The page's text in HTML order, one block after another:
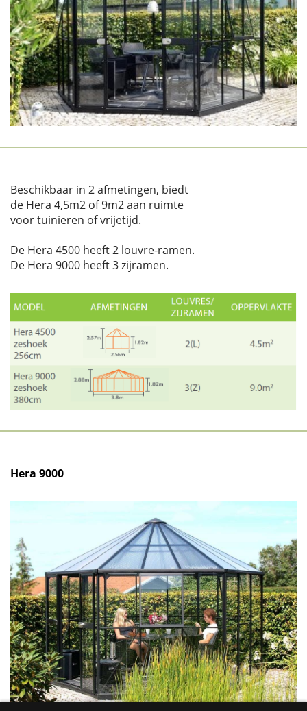
Beschikbaar in 2 afmetingen, biedt
de Hera 4,5m2 of 9m2 aan ruimte
voor tuinieren of vrijetijd.
De Hera 4500 heeft 2 louvre-ramen.
De Hera 9000 heeft 3 zijramen.
Hera 9000